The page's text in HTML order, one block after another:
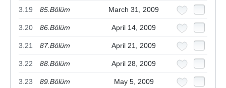
3.19 85.Bölüm March 31, 2009
3.20 86.Bölüm April 14, 2009
3.21 87.Bölüm April 21, 2009
3.22 88.Bölüm April 28, 2009
3.23 89.Bölüm May 5, 2009